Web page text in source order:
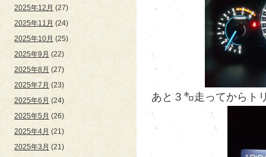
2025年12月 (27)
2025年11月 (24)
2025年10月 (25)
2025年9月 (22)
2025年8月 (27)
2025年7月 (23)
2025年6月 (24)
2025年5月 (26)
2025年4月 (21)
2025年3月 (21)
あと３㌔走ってからト